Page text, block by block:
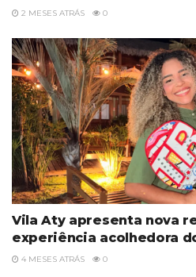
2 MESES ATRÁS 0
Vila Aty apresenta nova
experiência acolhedora
4 MESES ATRÁS 0